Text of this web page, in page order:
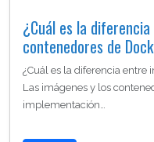
¿Cuál es la
contenedores de
¿Cuál es la diferencia entre
Las imágenes y los
implementación…